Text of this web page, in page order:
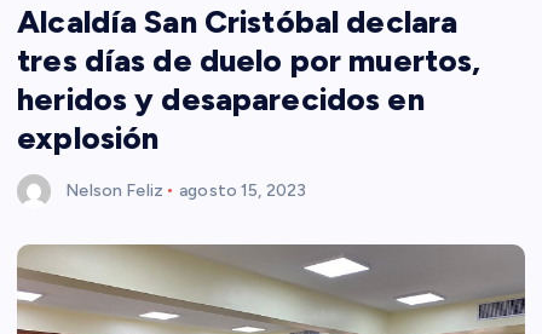
Alcaldía San Cristóbal declara
tres días de duelo por muertos,
heridos y desaparecidos en
explosión
Nelson Feliz agosto 15, 2023